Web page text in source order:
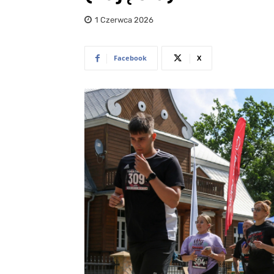
1 Czerwca 2026
Facebook X